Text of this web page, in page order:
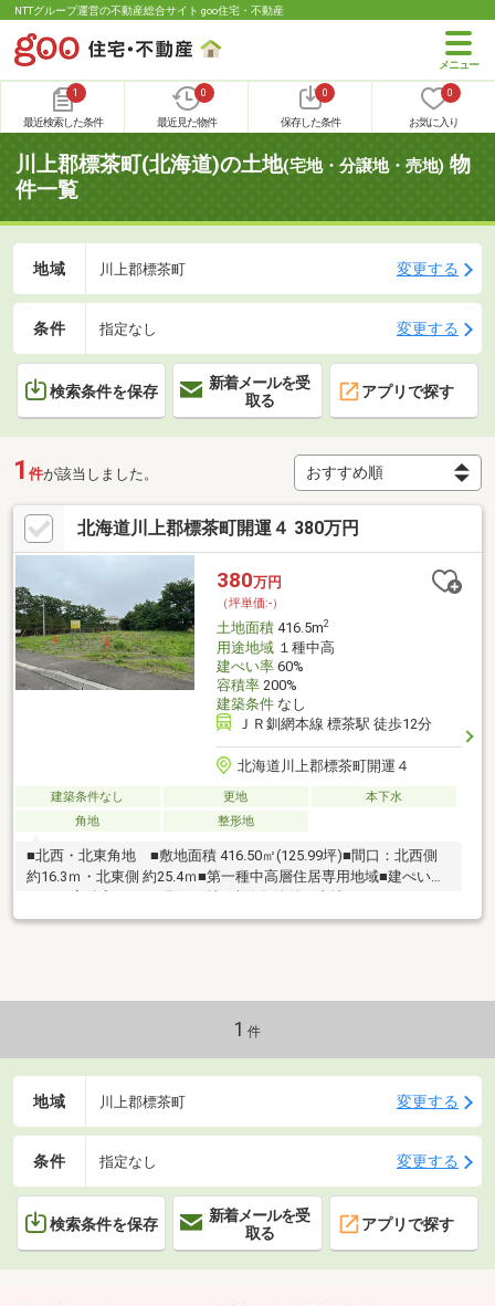
NTTグループ運営の不動産総合サイト goo住宅・不動産
1
最近検索した条件
0
最近見た物件
0
保存した条件
0
お気に入り
川上郡標茶町(北海道)の土地(宅地・分譲地・売地) 物
件一覧
地域 川上郡標茶町 変更する
条件 指定なし 変更する
検索条件を保存
新着メールを受
取る
アプリで探す
1 件が該当しました。
北海道川上郡標茶町開運４ 380万円
380万円
（坪単価:-）
土地面積416.5m2
用途地域１種中高
建ぺい率60%
容積率200%
建築条件なし
ＪＲ釧網本線 標茶駅 徒歩12分
北海道川上郡標茶町開運４
建築条件なし 更地
本下水
角地
整形地
■北西・北東角地 ■敷地面積 416.50㎡(125.99坪)■間口：北西側
約16.3ｍ・北東側 約25.4ｍ■第一種中高層住居専用地域■建ぺい率
60％・容積率200％■現況 更地■建築条件付き土地ではありません
お問い合わせは、ヒルズ不動産「岡田 陽介」までお願いいたし
1 件
地域 川上郡標茶町 変更する
条件 指定なし 変更する
検索条件を保存
新着メールを受
取る
アプリで探す